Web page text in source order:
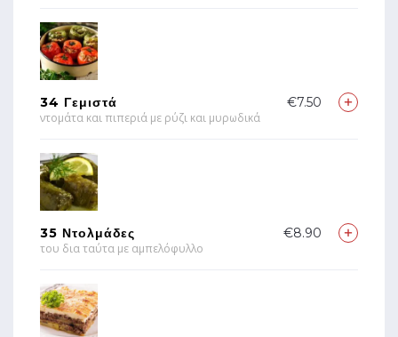
34 Γεμιστά
ντομάτα και πιπεριά με ρύζι και μυρωδικά
€7.50
35 Ντολμάδες
του δια ταύτα με αμπελόφυλλο
€8.90